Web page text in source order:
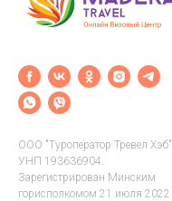
ООО "Туроператор Тревел Хэб"
УНП 193636904.
Зарегистрирован Минским
горисполкомом 21 июля 2022